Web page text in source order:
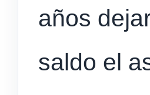
años
saldo el